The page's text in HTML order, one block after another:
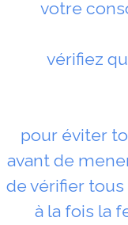
votre
vérifiez
pour éviter
avant de
de vérifier
à la fois la